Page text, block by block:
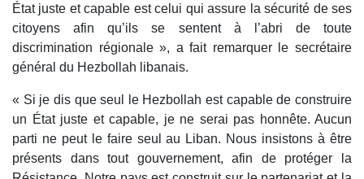
État juste et capable est celui qui assure la sécurité de ses
citoyens afin qu’ils se sentent à l’abri de toute
discrimination régionale », a fait remarquer le secrétaire
général du Hezbollah libanais.
« Si je dis que seul le Hezbollah est capable de construire
un État juste et capable, je ne serai pas honnête. Aucun
parti ne peut le faire seul au Liban. Nous insistons à être
présents dans tout gouvernement, afin de protéger la